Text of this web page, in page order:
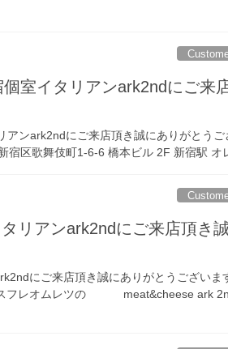
室イタリアンark2ndにご来
ンark2ndにご来店頂き誠にありがとうご
宿区歌舞伎町1-6-6 橋本ビル 2F 新宿駅
リアンark2ndにご来店頂き
にご来店頂き誠にありがとうございま
スフレオムレツの meat&cheese ark